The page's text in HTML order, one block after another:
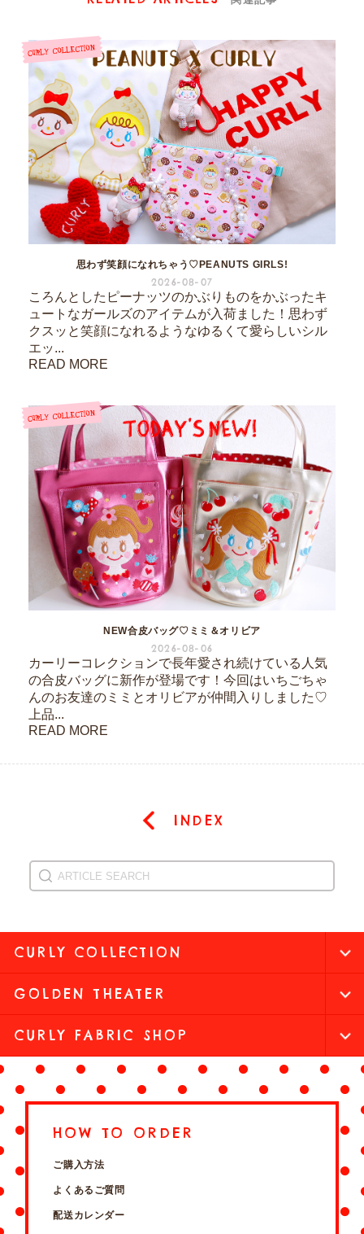
思わず笑顔になれちゃう♡PEANUTS GIRLS!
2026-08-07
ころんとしたピーナッツのかぶりものをかぶったキ
ュートなガールズのアイテムが入荷ました！思わず
クスッと笑顔になれるようなゆるくて愛らしいシル
エッ...
READ MORE
NEW合皮バッグ♡ミミ＆オリビア
2026-08-06
カーリーコレクションで長年愛され続けている人気
の合皮バッグに新作が登場です！今回はいちごちゃ
んのお友達のミミとオリビアが仲間入りしました♡
上品...
READ MORE
INDEX
CURLY COLLECTION
GOLDEN THEATER
CURLY FABRIC SHOP
HOW TO ORDER
ご購入方法
よくあるご質問
配送カレンダー